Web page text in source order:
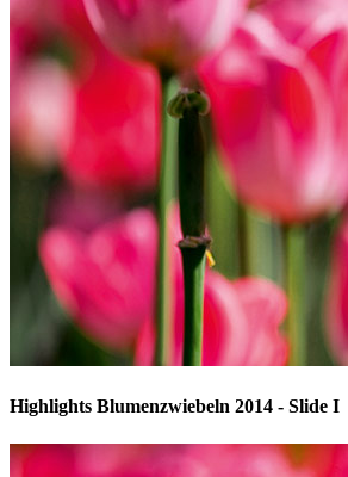
Highlights Blumenzwiebeln 2014 - Slide I